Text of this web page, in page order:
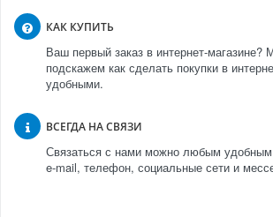
КАК КУПИТЬ
Ваш первый заказ в интернет-
подскажем как сделать покупки в
удобными.
ВСЕГДА НА СВЯЗИ
Связаться с нами можно любым
e-mail, телефон, социальные сети и